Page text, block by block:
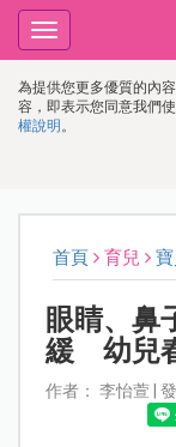
為提供您更多優質的內
容，即表示您同意我們
權說明 。
Toggle
navigation
首頁 育兒
眼睛、鼻
緩 幼兒
作者： 李怡萱 |